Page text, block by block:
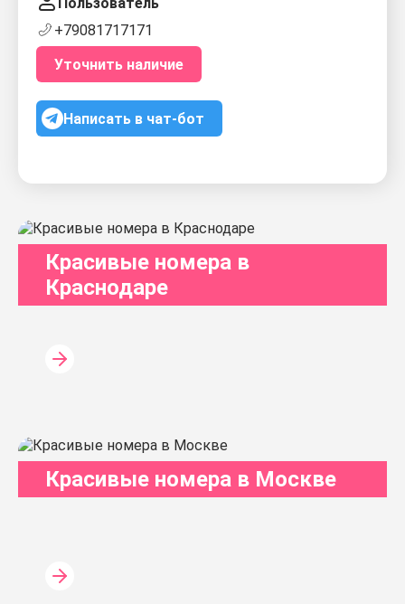
+79081717171
Уточнить наличие
Написать в чат-бот
Красивые номера в
Краснодаре
Красивые номера в Москве